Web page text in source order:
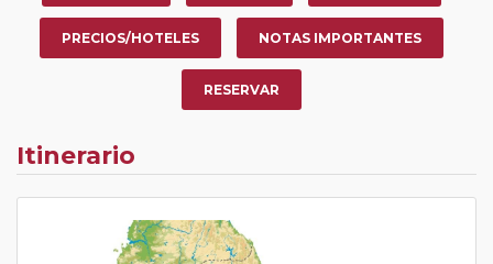
PRECIOS/HOTELES NOTAS IMPORTANTES
RESERVAR
Itinerario